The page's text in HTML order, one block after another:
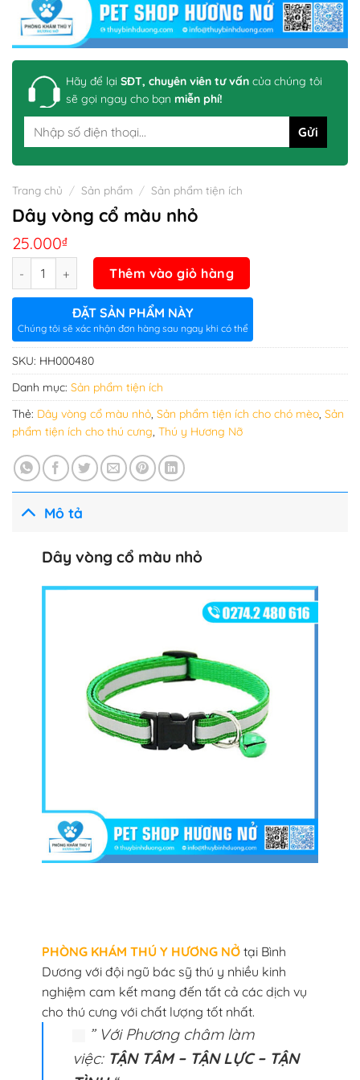
Hãy để lại SĐT, chuyên viên tư vấn của chúng tôi
sẽ gọi ngay cho bạn miễn phí!
Trang chủ / Sản phẩm / Sản phẩm tiện ích
Dây vòng cổ màu nhỏ
25.000₫
Thêm vào giỏ hàng
ĐẶT SẢN PHẨM NÀY
Chúng tôi sẽ xác nhận đơn hàng sau ngay khi có thể
SKU: HH000480
Danh mục: Sản phẩm tiện ích
Thẻ: Dây vòng cổ màu nhỏ, Sản phẩm tiện ích cho chó mèo, Sản
phẩm tiện ích cho thú cưng, Thú y Hương Nỡ
Mô tả
Dây vòng cổ màu nhỏ
PHÒNG KHÁM THÚ Y HƯƠNG NỞtại Bình
Dương với đội ngũ bác sỹ thú y nhiều kinh
nghiệm cam kết mang đến tất cả các dịch vụ
cho thú cưng với chất lượng tốt nhất.
” Với Phương châm làm
việc: TẬN TÂM – TẬN LỰC – TẬN